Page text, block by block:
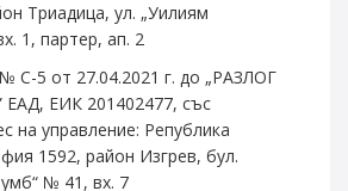
Триадица, ул. „Уилиям
1, партер, ап. 2
С-5 от 27.04.2021 г. до „РАЗЛОГ
ЕИК 201402477, със
на управление: Република
1592, район Изгрев, бул.
№ 41, вх. 7